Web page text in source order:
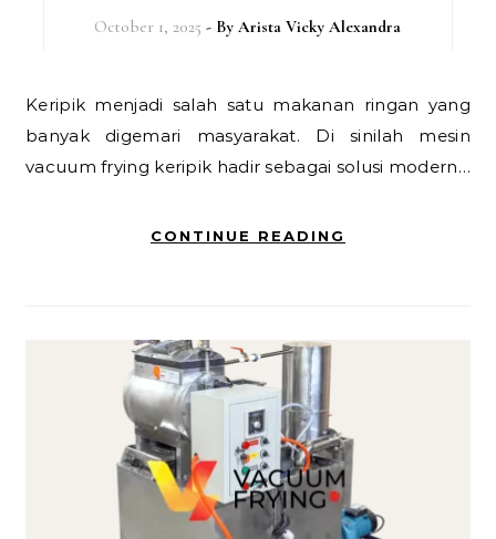
October 1, 2025 - ByArista Vicky Alexandra
Keripik menjadi salah satu makanan ringan yang
banyak digemari masyarakat. Di sinilah mesin
vacuum frying keripik hadir sebagai solusi modern…
CONTINUE READING